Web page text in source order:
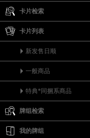
卡片检索
卡片列表
新发售日顺
一般商品
特典*同捆系商品
牌组检索
我的牌组